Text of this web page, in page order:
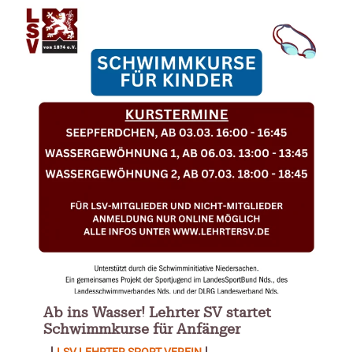
Ab ins Wasser! Lehrter SV startet
Schwimmkurse für Anfänger